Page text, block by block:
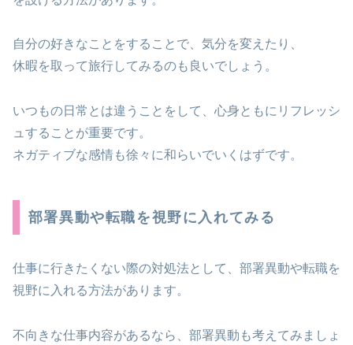
自分の好きなことをすることで、気分を変えたり、
休暇を取って旅行してみるのも良いでしょう。
いつもの日常とは違うことをして、心身ともにリフレッシ
ュすることが重要です。
ネガティブな感情も徐々に和らいでいくはずです。
部署異動や転職を視野に入れてみる
仕事に行きたくない際の対処法として、部署異動や転職を
視野に入れる方法があります。
不向きな仕事内容があるなら、部署異動も考えてみましょ